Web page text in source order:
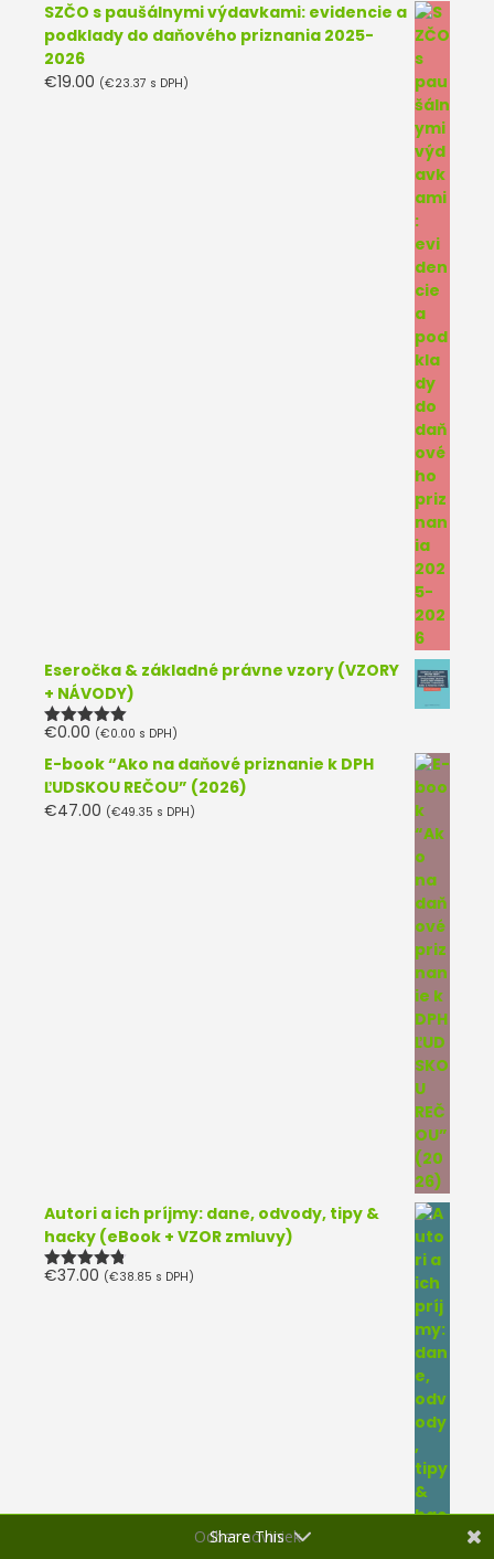
SZČO s paušálnymi výdavkami: evidencie a
podklady do daňového priznania 2025-
2026
€19.00 (€23.37 s DPH)
Eseročka & základné právne vzory (VZORY
+ NÁVODY)
Hodnotenie
€0.00 (€0.00 s DPH)
E-book “Ako na daňové priznanie k DPH
ĽUDSKOU REČOU” (2026)
€47.00 (€49.35 s DPH)
Autori a ich príjmy: dane, odvody, tipy &
hacky (eBook + VZOR zmluvy)
Hodnotenie
€37.00 (€38.85 s DPH)
Share This
Odber noviniek